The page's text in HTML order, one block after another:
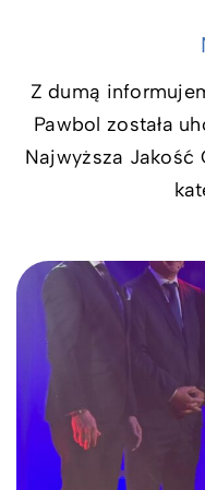
Z dumą
Pawbol została
Najwyższa